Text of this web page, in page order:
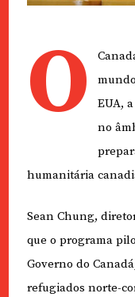
O
EUA,
no
humanitária
Sean Chung,
que o programa
Governo do
refugiados norte-